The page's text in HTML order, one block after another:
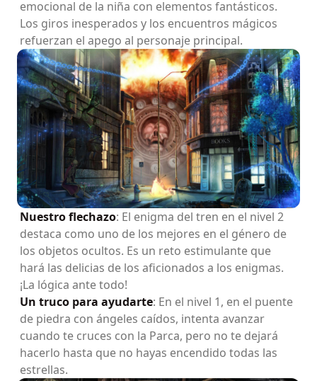
emocional de la niña con elementos fantásticos.
Los giros inesperados y los encuentros mágicos
refuerzan el apego al personaje principal.
Nuestro flechazo: El enigma del tren en el nivel 2
destaca como uno de los mejores en el género de
los objetos ocultos. Es un reto estimulante que
hará las delicias de los aficionados a los enigmas.
¡La lógica ante todo!
Un truco para ayudarte: En el nivel 1, en el puente
de piedra con ángeles caídos, intenta avanzar
cuando te cruces con la Parca, pero no te dejará
hacerlo hasta que no hayas encendido todas las
estrellas.